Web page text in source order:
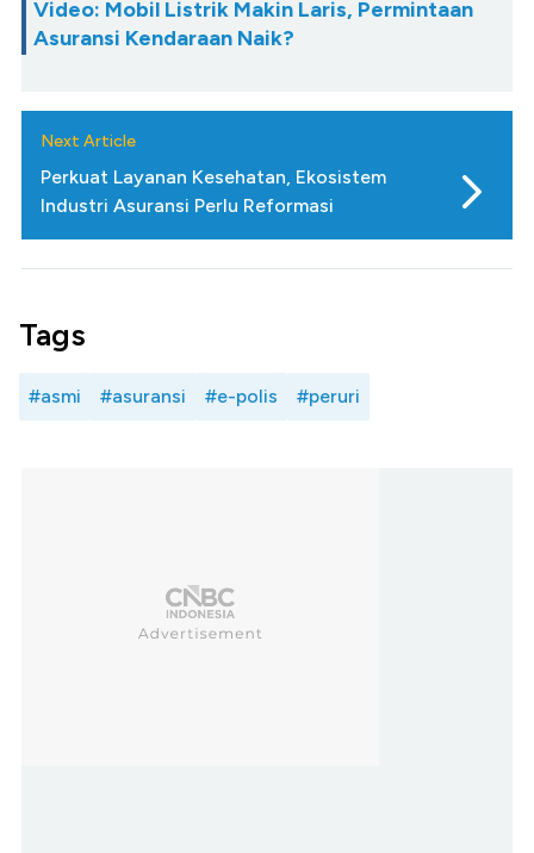
Video: Mobil Listrik Makin Laris, Permintaan
Asuransi Kendaraan Naik?
Next Article
Perkuat Layanan Kesehatan, Ekosistem
Industri Asuransi Perlu Reformasi
Tags
#asmi #asuransi #e-polis #peruri